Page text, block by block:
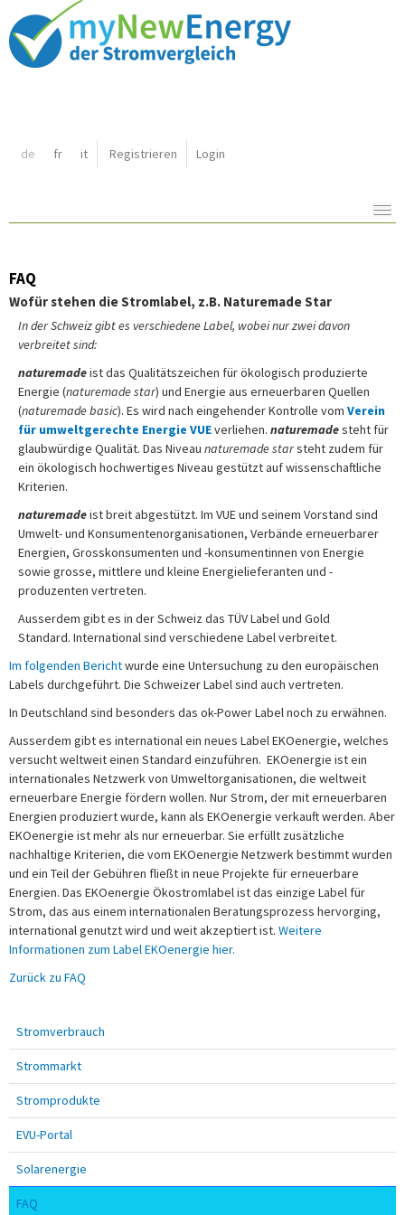
de fr it Registrieren Login
Inhalt:
FAQ
Wofür stehen die Stromlabel, z.B. Naturemade Star
In der Schweiz gibt es verschiedene Label, wobei nur zwei davon
verbreitet sind:
naturemadeist das Qualitätszeichen für ökologisch produzierte
Energie (naturemade star) und Energie aus erneuerbaren Quellen
(naturemade basic). Es wird nach eingehender Kontrolle vom Verein
für umweltgerechte Energie VUEverliehen. naturemadesteht für
glaubwürdige Qualität. Das Niveau naturemade starsteht zudem für
ein ökologisch hochwertiges Niveau gestützt auf wissenschaftliche
Kriterien.
naturemadeist breit abgestützt. Im VUE und seinem Vorstand sind
Umwelt- und Konsumentenorganisationen, Verbände erneuerbarer
Energien, Grosskonsumenten und -konsumentinnen von Energie
sowie grosse, mittlere und kleine Energielieferanten und -
produzenten vertreten.
Ausserdem gibt es in der Schweiz das TÜV Label und Gold
Standard. International sind verschiedene Label verbreitet.
Im folgenden Berichtwurde eine Untersuchung zu den europäischen
Labels durchgeführt. Die Schweizer Label sind auch vertreten.
In Deutschland sind besonders das ok-Power Label noch zu erwähnen.
Ausserdem gibt es international ein neues Label EKOenergie, welches
versucht weltweit einen Standard einzuführen. EKOenergie ist ein
internationales Netzwerk von Umweltorganisationen, die weltweit
erneuerbare Energie fördern wollen. Nur Strom, der mit erneuerbaren
Energien produziert wurde, kann als EKOenergie verkauft werden. Aber
EKOenergie ist mehr als nur erneuerbar. Sie erfüllt zusätzliche
nachhaltige Kriterien, die vom EKOenergie Netzwerk bestimmt wurden
und ein Teil der Gebühren fließt in neue Projekte für erneuerbare
Energien. Das EKOenergie Ökostromlabel ist das einzige Label für
Strom, das aus einem internationalen Beratungsprozess hervorging,
international genutzt wird und weit akzeptiert ist. Weitere
Informationen zum Label EKOenergie hier.
Zurück zu FAQ
Stromverbrauch
Strommarkt
Stromprodukte
EVU-Portal
Solarenergie
FAQ